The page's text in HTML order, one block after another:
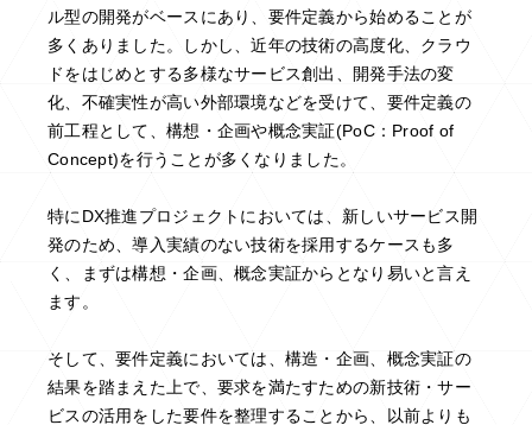
ル型の開発がベースにあり、要件定義から始めることが
多くありました。しかし、近年の技術の高度化、クラウ
ドをはじめとする多様なサービス創出、開発手法の変
化、不確実性が高い外部環境などを受けて、要件定義の
前工程として、構想・企画や概念実証(PoC：Proof of
Concept)を行うことが多くなりました。
特にDX推進プロジェクトにおいては、新しいサービス開
発のため、導入実績のない技術を採用するケースも多
く、まずは構想・企画、概念実証からとなり易いと言え
ます。
そして、要件定義においては、構造・企画、概念実証の
結果を踏まえた上で、要求を満たすための新技術・サー
ビスの活用をした要件を整理することから、以前よりも